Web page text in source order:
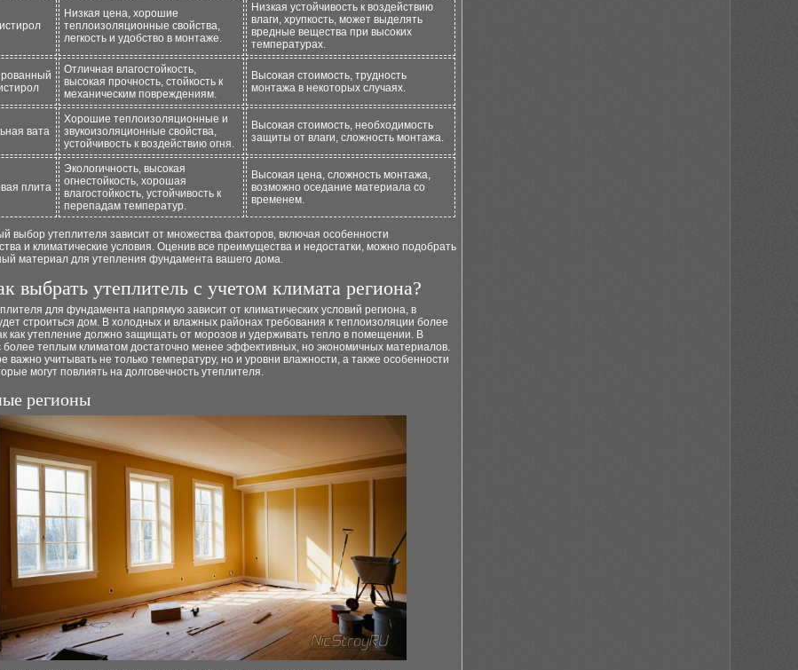
Низкая цена, хорошие
теплоизоляционные свойства,
легкость и удобство в монтаже.
Низкая устойчивость к воздействию
влаги, хрупкость, может выделять
вредные вещества при высоких
температурах.
Отличная влагостойкость,
высокая прочность, стойкость к
механическим повреждениям.
Высокая стоимость, трудность
монтажа в некоторых случаях.
вата
Хорошие теплоизоляционные и
звукоизоляционные свойства,
устойчивость к воздействию огня.
Высокая стоимость, необходимость
защиты от влаги, сложность монтажа.
плита
Экологичность, высокая
огнестойкость, хорошая
влагостойкость, устойчивость к
перепадам температур.
Высокая цена, сложность монтажа,
возможно оседание материала со
временем.
выбор утеплителя зависит от множества факторов, включая особенности
и климатические условия. Оценив все преимущества и недостатки, можно подобрать
материал для утепления фундамента вашего дома.
выбрать утеплитель с учетом климата региона?
для фундамента напрямую зависит от климатических условий региона, в
строиться дом. В холодных и влажных районах требования к теплоизоляции более
как утепление должно защищать от морозов и удерживать тепло в помещении. В
более теплым климатом достаточно менее эффективных, но экономичных материалов.
важно учитывать не только температуру, но и уровни влажности, а также особенности
могут повлиять на долговечность утеплителя.
регионы